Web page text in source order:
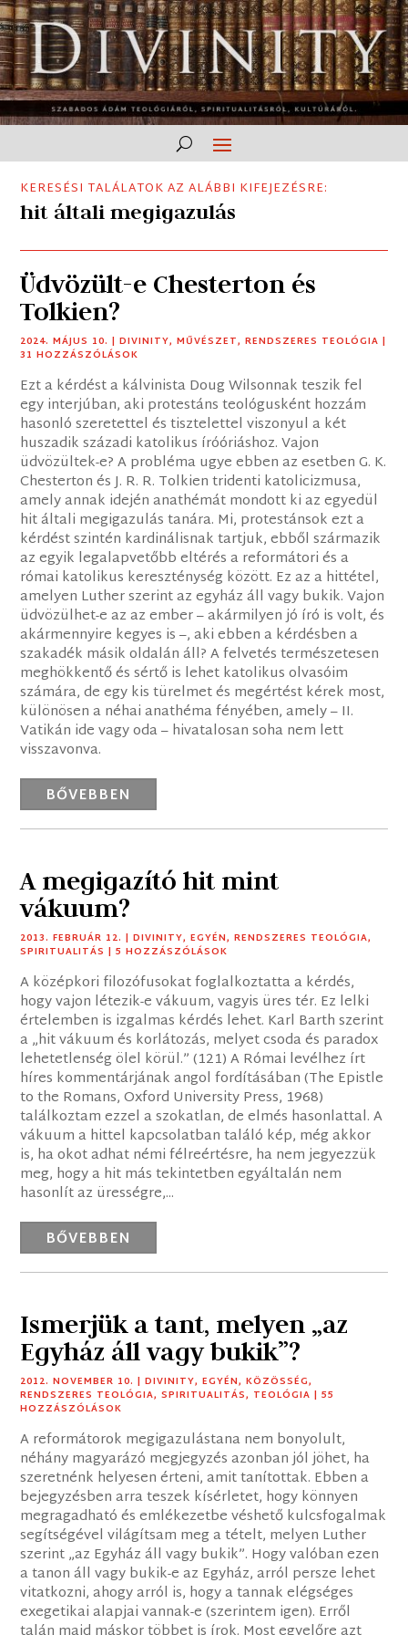
KERESÉSI TALÁLATOK AZ ALÁBBI KIFEJEZÉSRE:
hit általi megigazulás
Üdvözült-e Chesterton és
Tolkien?
2024. MÁJUS 10. |DIVINITY,MŰVÉSZET,RENDSZERES TEOLÓGIA |
31 HOZZÁSZÓLÁSOK
Ezt a kérdést a kálvinista Doug Wilsonnak teszik fel
egy interjúban, aki protestáns teológusként hozzám
hasonló szeretettel és tisztelettel viszonyul a két
huszadik századi katolikus íróóriáshoz. Vajon
üdvözültek-e? A probléma ugye ebben az esetben G. K.
Chesterton és J. R. R. Tolkien tridenti katolicizmusa,
amely annak idején anathémát mondott ki az egyedül
hit általi megigazulás tanára. Mi, protestánsok ezt a
kérdést szintén kardinálisnak tartjuk, ebből származik
az egyik legalapvetőbb eltérés a reformátori és a
római katolikus kereszténység között. Ez az a hittétel,
amelyen Luther szerint az egyház áll vagy bukik. Vajon
üdvözülhet-e az az ember – akármilyen jó író is volt, és
akármennyire kegyes is –, aki ebben a kérdésben a
szakadék másik oldalán áll? A felvetés természetesen
meghökkentő és sértő is lehet katolikus olvasóim
számára, de egy kis türelmet és megértést kérek most,
különösen a néhai anathéma fényében, amely – II.
Vatikán ide vagy oda – hivatalosan soha nem lett
visszavonva.
BŐVEBBEN
A megigazító hit mint
vákuum?
2013. FEBRUÁR 12. |DIVINITY,EGYÉN,RENDSZERES TEOLÓGIA,
SPIRITUALITÁS | 5 HOZZÁSZÓLÁSOK
A középkori filozófusokat foglalkoztatta a kérdés,
hogy vajon létezik-e vákuum, vagyis üres tér. Ez lelki
értelemben is izgalmas kérdés lehet. Karl Barth szerint
a „hit vákuum és korlátozás, melyet csoda és paradox
lehetetlenség ölel körül.” (121) A Római levélhez írt
híres kommentárjának angol fordításában (The Epistle
to the Romans, Oxford University Press, 1968)
találkoztam ezzel a szokatlan, de elmés hasonlattal. A
vákuum a hittel kapcsolatban találó kép, még akkor
is, ha okot adhat némi félreértésre, ha nem jegyezzük
meg, hogy a hit más tekintetben egyáltalán nem
hasonlít az ürességre,...
BŐVEBBEN
Ismerjük a tant, melyen „az
Egyház áll vagy bukik”?
2012. NOVEMBER 10. |DIVINITY,EGYÉN,KÖZÖSSÉG,
RENDSZERES TEOLÓGIA,SPIRITUALITÁS, TEOLÓGIA | 55
HOZZÁSZÓLÁSOK
A reformátorok megigazulástana nem bonyolult,
néhány magyarázó megjegyzés azonban jól jöhet, ha
szeretnénk helyesen érteni, amit tanítottak. Ebben a
bejegyzésben arra teszek kísérletet, hogy könnyen
megragadható és emlékezetbe véshető kulcsfogalmak
segítségével világítsam meg a tételt, melyen Luther
szerint „az Egyház áll vagy bukik”. Hogy valóban ezen
a tanon áll vagy bukik-e az Egyház, arról persze lehet
vitatkozni, ahogy arról is, hogy a tannak elégséges
exegetikai alapjai vannak-e (szerintem igen). Erről